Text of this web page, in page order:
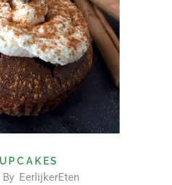
By EerlijkerEten